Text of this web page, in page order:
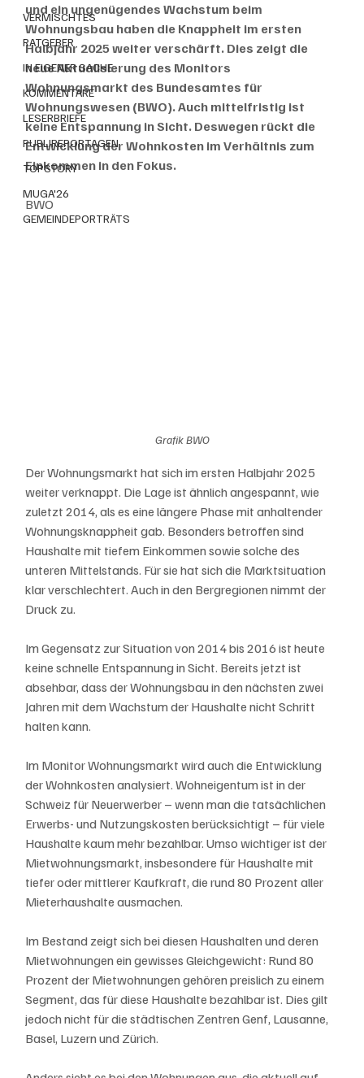
VERMISCHTES
RATGEBER
IN EIGENER SACHE
KOMMENTARE
LESERBRIEFE
PUBLIREPORTAGEN
TOPSTORY
MUGA'26
GEMEINDEPORTRÄTS
und ein ungenügendes Wachstum beim
Wohnungsbau haben die Knappheit im ersten
Halbjahr 2025 weiter verschärft. Dies zeigt die
neue Aktualisierung des Monitors
Wohnungsmarkt des Bundesamtes für
Wohnungswesen (BWO). Auch mittelfristig ist
keine Entspannung in Sicht. Deswegen rückt die
Entwicklung der Wohnkosten im Verhältnis zum
Einkommen in den Fokus.
BWO
Grafik BWO
Der Wohnungsmarkt hat sich im ersten Halbjahr 2025
weiter verknappt. Die Lage ist ähnlich angespannt, wie
zuletzt 2014, als es eine längere Phase mit anhaltender
Wohnungsknappheit gab. Besonders betroffen sind
Haushalte mit tiefem Einkommen sowie solche des
unteren Mittelstands. Für sie hat sich die Marktsituation
klar verschlechtert. Auch in den Bergregionen nimmt der
Druck zu.
Im Gegensatz zur Situation von 2014 bis 2016 ist heute
keine schnelle Entspannung in Sicht. Bereits jetzt ist
absehbar, dass der Wohnungsbau in den nächsten zwei
Jahren mit dem Wachstum der Haushalte nicht Schritt
halten kann.
Im Monitor Wohnungsmarkt wird auch die Entwicklung
der Wohnkosten analysiert. Wohneigentum ist in der
Schweiz für Neuerwerber – wenn man die tatsächlichen
Erwerbs- und Nutzungskosten berücksichtigt – für viele
Haushalte kaum mehr bezahlbar. Umso wichtiger ist der
Mietwohnungsmarkt, insbesondere für Haushalte mit
tiefer oder mittlerer Kaufkraft, die rund 80 Prozent aller
Mieterhaushalte ausmachen.
Im Bestand zeigt sich bei diesen Haushalten und deren
Mietwohnungen ein gewisses Gleichgewicht: Rund 80
Prozent der Mietwohnungen gehören preislich zu einem
Segment, das für diese Haushalte bezahlbar ist. Dies gilt
jedoch nicht für die städtischen Zentren Genf, Lausanne,
Basel, Luzern und Zürich.